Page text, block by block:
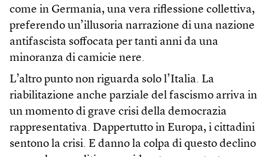
come in Germania, una vera riflessione collettiva,
preferendo un’illusoria narrazione di una nazione
antifascista soffocata per tanti anni da una
minoranza di camicie nere.
L’altro punto non riguarda solo l’Italia. La
riabilitazione anche parziale del fascismo arriva in
un momento di grave crisi della democrazia
rappresentativa. Dappertutto in Europa, i cittadini
sentono la crisi. E danno la colpa di questo declino